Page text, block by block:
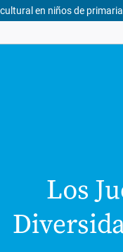
en niños de primaria